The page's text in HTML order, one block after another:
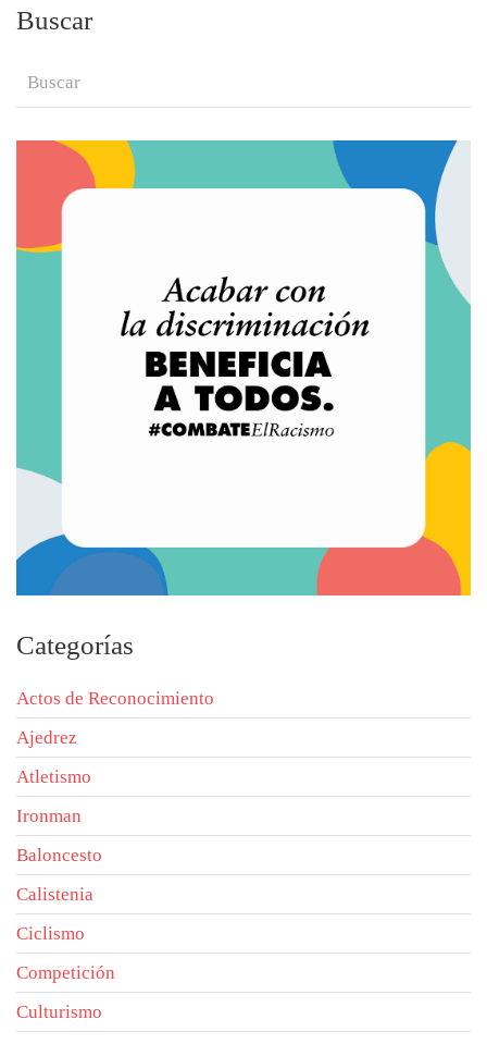
Buscar
Categorías
Actos de Reconocimiento
Ajedrez
Atletismo
Ironman
Baloncesto
Calistenia
Ciclismo
Competición
Culturismo